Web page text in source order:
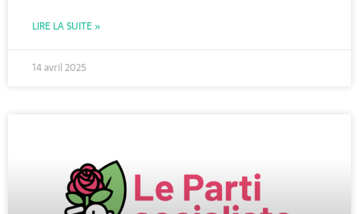
LIRE LA SUITE »
14 avril 2025